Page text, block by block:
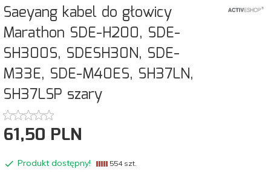
Saeyang kabel do głowicy
Marathon SDE-H200, SDE-
SH300S, SDESH30N, SDE-
M33E, SDE-M40ES, SH37LN,
SH37LSP szary
61,50 PLN
Produkt dostępny! 554 szt.